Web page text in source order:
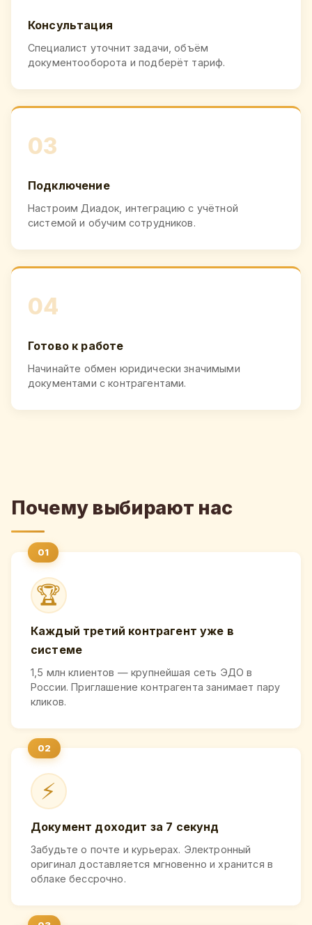
Консультация
Специалист уточнит задачи, объём
документооборота и подберёт тариф.
03
Подключение
Настроим Диадок, интеграцию с учётной
системой и обучим сотрудников.
04
Готово к работе
Начинайте обмен юридически значимыми
документами с контрагентами.
Почему выбирают нас
🏆
Каждый третий контрагент уже в
системе
1,5 млн клиентов — крупнейшая сеть ЭДО в
России. Приглашение контрагента занимает пару
кликов.
⚡
Документ доходит за 7 секунд
Забудьте о почте и курьерах. Электронный
оригинал доставляется мгновенно и хранится в
облаке бессрочно.